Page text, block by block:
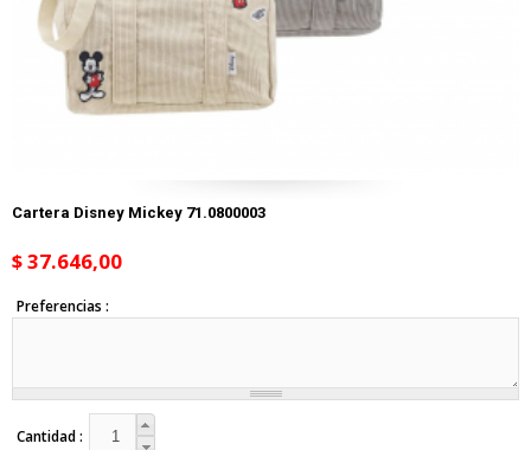
Cartera Disney Mickey 71.0800003
$ 37.646,00
Preferencias
Cantidad